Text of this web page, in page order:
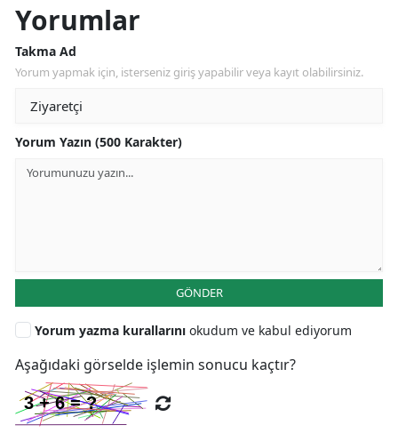
Yorumlar
Takma Ad
Yorum yapmak için, isterseniz giriş yapabilir veya kayıt olabilirsiniz.
Yorum Yazın (500 Karakter)
GÖNDER
Yorum yazma kurallarını okudum ve kabul ediyorum
Aşağıdaki görselde işlemin sonucu kaçtır?